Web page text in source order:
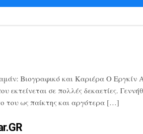
Βιογραφικό και Καριέρα Ο Εργκίν
εκτείνεται σε πολλές δεκαετίες.
του ως παίκτης και αργότερα […]